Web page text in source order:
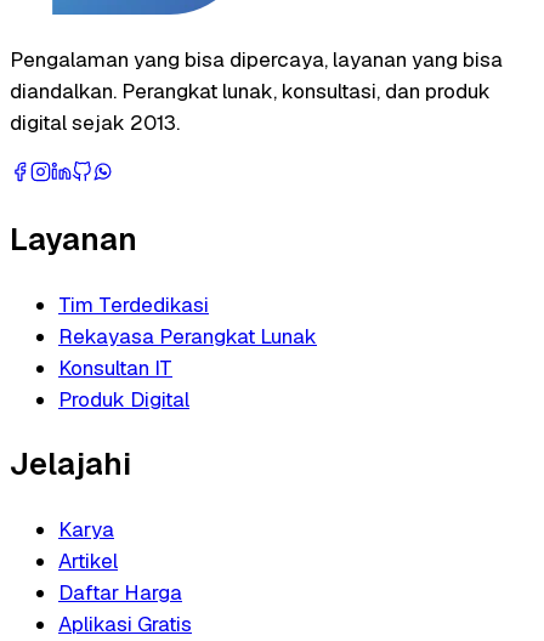
Pengalaman yang bisa dipercaya, layanan yang bisa
diandalkan. Perangkat lunak, konsultasi, dan produk
digital sejak 2013.
Layanan
Tim Terdedikasi
Rekayasa Perangkat Lunak
Konsultan IT
Produk Digital
Jelajahi
Karya
Artikel
Daftar Harga
Aplikasi Gratis